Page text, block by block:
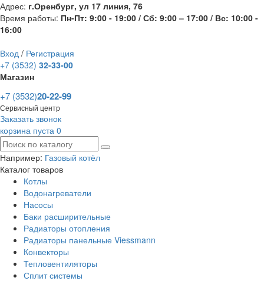
Адрес: г.Оренбург, ул 17 линия, 76
Время работы: Пн-Пт: 9:00 - 19:00 / Сб: 9:00 – 17:00 / Вс: 10:00 -
16:00
Вход / Регистрация
+7 (3532) 32-33-00
Магазин
+7 (3532)20-22-99
Сервисный центр
Заказать звонок
корзина пуста 0
Например: Газовый котёл
Каталог товаров
Котлы
Водонагреватели
Насосы
Баки расширительные
Радиаторы отопления
Радиаторы панельные Viessmann
Конвекторы
Тепловентиляторы
Сплит системы